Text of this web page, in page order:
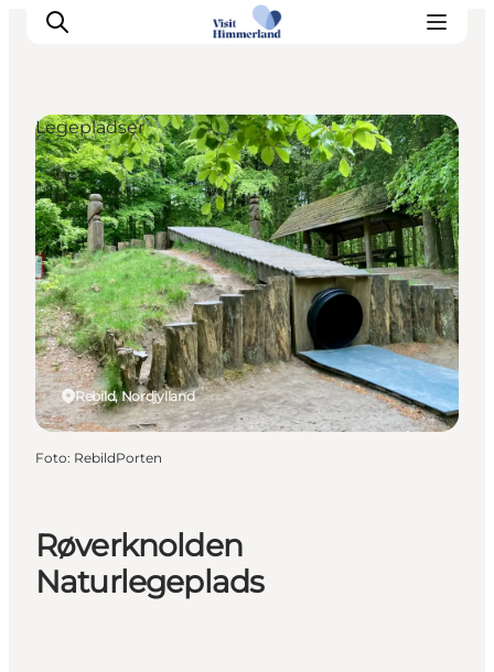
Oplev Himmerland
Udforsk naturen
Himmerlandsbyer
DET SKER
Planlæg din ferie
Book Oplevelser
Praktisk info
Røverknolden
Naturlegeplads
Rebild, Nordjylland
Legepladser
Foto: RebildPorten